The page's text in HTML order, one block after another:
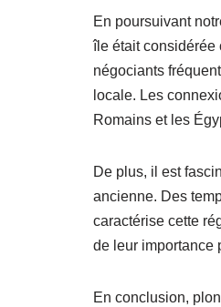
En poursuivant
île était considérée
négociants
locale. Les
Romains et les
De plus, il est
ancienne. Des
caractérise cette
de leur importance
En conclusion,